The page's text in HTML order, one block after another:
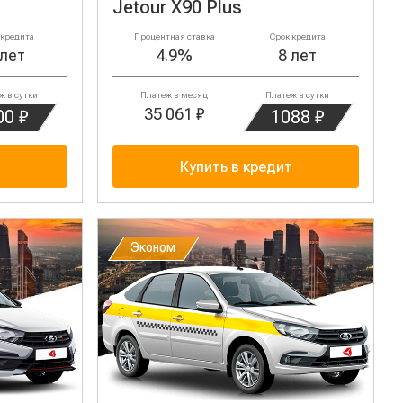
в сутки
₽
Jetour X90 Plus
Процентная ставка
4.9%
Срок кредита
8 лет
Платеж в месяц
35 061 ₽
Платеж в сутки
1088 ₽
Купить в кредит
Эконом
Эконом